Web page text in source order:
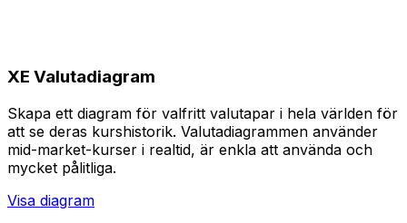
XE Valutadiagram
Skapa ett diagram för valfritt valutapar i hela världen för
att se deras kurshistorik. Valutadiagrammen använder
mid-market-kurser i realtid, är enkla att använda och
mycket pålitliga.
Visa diagram